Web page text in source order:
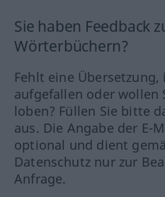
Sie haben Feedback
Wörterbüchern?
Fehlt eine
aufgefallen oder wollen
loben? Füllen Sie bitte
aus. Die Angabe der E-
optional und dient
Datenschutz nur zur
Anfrage.